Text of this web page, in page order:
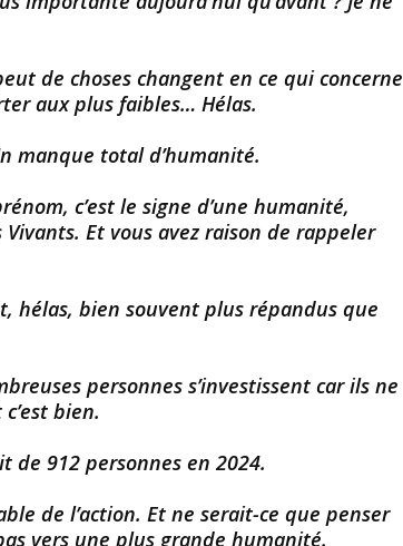
de choses changent en ce qui concerne
aux plus faibles… Hélas.
manque total d’humanité.
c’est le signe d’une humanité,
Et vous avez raison de rappeler
hélas, bien souvent plus répandus que
personnes s’investissent car ils ne
bien.
de 912 personnes en 2024.
de l’action. Et ne serait-ce que penser
vers une plus grande humanité.